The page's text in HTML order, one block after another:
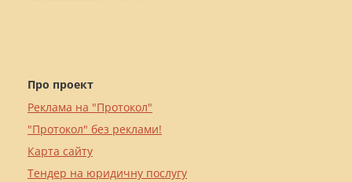
Про проект
Реклама на "Протокол"
"Протокол" без реклами!
Карта сайту
Тендер на юридичну послугу